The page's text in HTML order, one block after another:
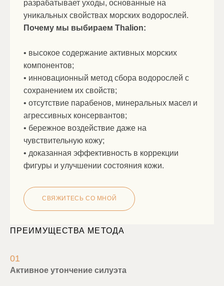
ПРЕИМУЩЕСТВА МЕТОДА
01
Активное утончение силуэта
разрабатывает уходы, основанные на
уникальных свойствах морских водорослей.
Почему мы выбираем Thalion:
• высокое содержание активных морских
компонентов;
• инновационный метод сбора водорослей с
сохранением их свойств;
• отсутствие парабенов, минеральных масел и
агрессивных консервантов;
• бережное воздействие даже на
чувствительную кожу;
• доказанная эффективность в коррекции
фигуры и улучшении состояния кожи.
СВЯЖИТЕСЬ СО МНОЙ